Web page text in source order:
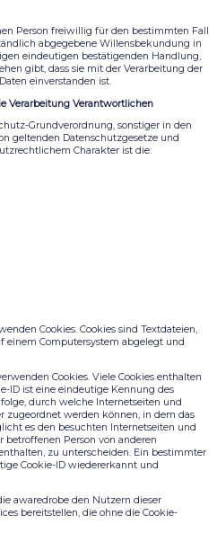
Person freiwillig für den bestimmten Fall
abgegebene Willensbekundung in
eindeutigen bestätigenden Handlung,
gibt, dass sie mit der Verarbeitung der
einverstanden ist.
Verarbeitung Verantwortlichen
Grundverordnung, sonstiger in den
geltenden Datenschutzgesetze und
Charakter ist die:
Cookies. Cookies sind Textdateien,
einem Computersystem abgelegt und
Cookies. Viele Cookies enthalten
ID ist eine eindeutige Kennung des
durch welche Internetseiten und
zugeordnet werden können, in dem das
es den besuchten Internetseiten und
betroffenen Person von anderen
zu unterscheiden. Ein bestimmter
Cookie-ID wiedererkannt und
awaredrobe den Nutzern dieser
bereitstellen, die ohne die Cookie-